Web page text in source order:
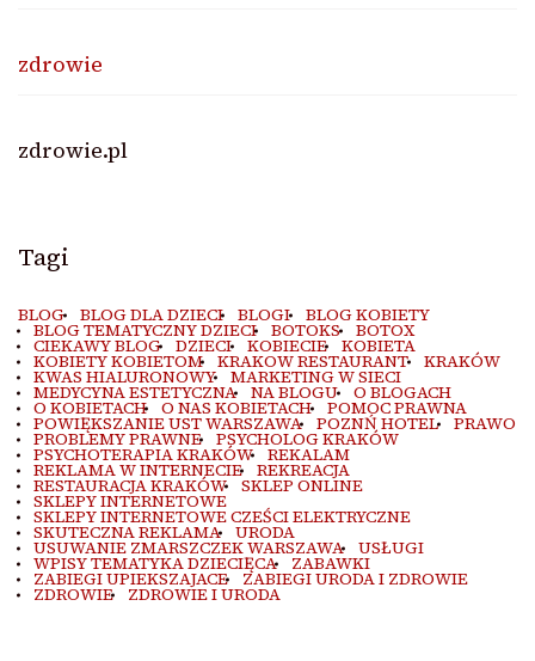
zdrowie
zdrowie.pl
Tagi
BLOG BLOG DLA DZIECI BLOGI BLOG KOBIETY
BLOG TEMATYCZNY DZIECI BOTOKS BOTOX
CIEKAWY BLOG DZIECI KOBIECIE KOBIETA
KOBIETY KOBIETOM KRAKOW RESTAURANT KRAKÓW
KWAS HIALURONOWY MARKETING W SIECI
MEDYCYNA ESTETYCZNA NA BLOGU O BLOGACH
O KOBIETACH O NAS KOBIETACH POMOC PRAWNA
POWIĘKSZANIE UST WARSZAWA POZNŃ HOTEL PRAWO
PROBLEMY PRAWNE PSYCHOLOG KRAKÓW
PSYCHOTERAPIA KRAKÓW REKALAM
REKLAMA W INTERNECIE REKREACJA
RESTAURACJA KRAKÓW SKLEP ONLINE
SKLEPY INTERNETOWE
SKLEPY INTERNETOWE CZEŚCI ELEKTRYCZNE
SKUTECZNA REKLAMA URODA
USUWANIE ZMARSZCZEK WARSZAWA USŁUGI
WPISY TEMATYKA DZIECIĘCA ZABAWKI
ZABIEGI UPIEKSZAJACE ZABIEGI URODA I ZDROWIE
ZDROWIE ZDROWIE I URODA